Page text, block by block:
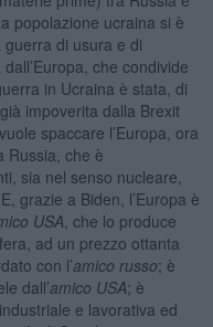
popolazione ucraina si è
di usura e di
che condivide
in Ucraina è stata, di
impoverita dalla Brexit
spaccare l’Europa, ora
Russia, che è
sia nel senso nucleare,
grazie a Biden, l’Europa è
USA , che lo produce
ad un prezzo ottanta
con l’amico russo; è
dall’amico USA; è
e lavorativa ed